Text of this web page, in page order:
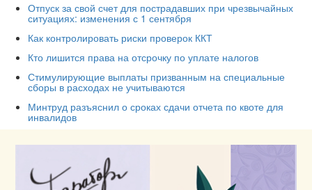
Отпуск за свой счет для пострадавших при чрезвычайных
ситуациях: изменения с 1 сентября
Как контролировать риски проверок ККТ
Кто лишится права на отсрочку по уплате налогов
Стимулирующие выплаты призванным на специальные
сборы в расходах не учитываются
Минтруд разъяснил о сроках сдачи отчета по квоте для
инвалидов